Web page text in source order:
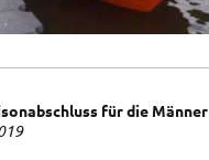
für die Männer